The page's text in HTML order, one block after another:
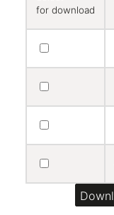
for download